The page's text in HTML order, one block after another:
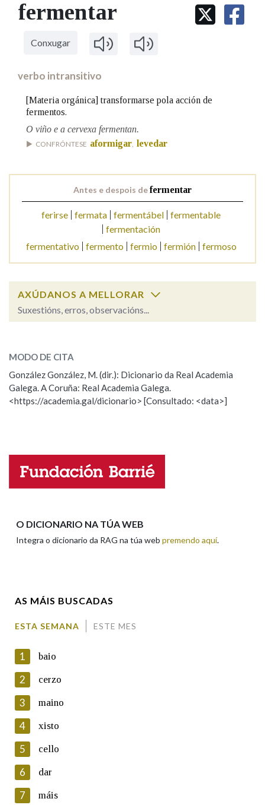
IDENTIDADE CORPORATIVA
MARCIAL DEL ADALID
CASA-MUSEO EMILIA PARDO
BAZÁN
FIGURAS HOMENAXEADAS
HISTORIA
60 ANOS DLG
Facebook
TwitterYoutubeInstagram
Bluesky
BUSCAR NOS LEMAS
Comeza por
Contén
Nos exemplos
Na fraseoloxía
OUTRAS OPCIÓNS DE BUSCA
Marcas gramaticais
LIMPAR
fermentar
Conxugar
verbo intransitivo
[Materia orgánica] transformarse pola acción de
fermentos.
O viño e a cervexa fermentan.
CONFRÓNTESE aformigar levedar
Antes e despois defermentar
ferirse fermata fermentábel fermentable
fermentación
fermentativo
fermento fermio fermión fermoso
AXÚDANOS A MELLORAR
Suxestións, erros, observacións...
ESCOLLE UNHA OPCIÓN:
Observación Hai un erro na palabra
Propoño mellorar a definición
Nome
En cumprimento da normativa vixente en materia de
Protección de Datos de Carácter Persoal, a Real Academia
Galega informa a aqueles usuarios que faciliten o seu correo
electrónico, así como calquera outra información de carácter
persoal, que estes datos serán obxecto de tratamento
automatizado de carácter confidencial e incorporados aos seus
ficheiros informáticos. Así mesmo, os usuarios poderán exercer o
seu dereito de acceso, rectificación, oposición e cancelación dos
seus datos poñéndose en contacto connosco.
MODO DE CITA
González González, M. (dir.): Dicionario da Real Academia
Galega. A Coruña: Real Academia Galega.
<https://academia.gal/dicionario> [Consultado: <data>]
O DICIONARIO NA TÚA WEB
Integra o dicionario da RAG na túa web premendo aquí.
AS MÁIS BUSCADAS
ESTA SEMANA ESTE MES
1 baio
2 cerzo
3 maino
4 xisto
5 cello
6 dar
7 máis